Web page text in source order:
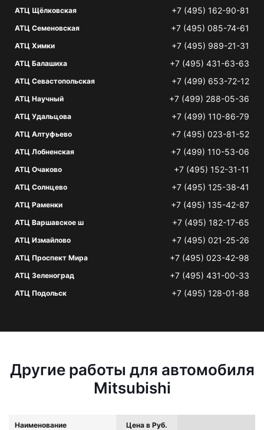
АТЦ Щёлковская +7 (495) 162-90-81
АТЦ Семеновская +7 (495) 085-74-61
АТЦ Химки +7 (495) 989-21-31
АТЦ Балашиха +7 (495) 431-63-63
АТЦ Севастопольская +7 (499) 653-72-12
АТЦ Научный +7 (499) 288-05-36
АТЦ Удальцова +7 (499) 110-86-79
АТЦ Алтуфьево +7 (495) 023-81-52
АТЦ Лобненская +7 (499) 110-53-06
АТЦ Очаково +7 (495) 152-31-11
АТЦ Солнцево +7 (495) 125-38-41
АТЦ Раменки +7 (495) 135-42-87
АТЦ Варшавское ш +7 (495) 182-17-65
АТЦ Измайлово +7 (495) 021-25-26
АТЦ Проспект Мира +7 (495) 023-42-98
АТЦ Зеленоград +7 (495) 431-00-33
АТЦ Подольск +7 (495) 128-01-88
Другие работы для автомобиля
Mitsubishi
Наименование Цена в Руб.